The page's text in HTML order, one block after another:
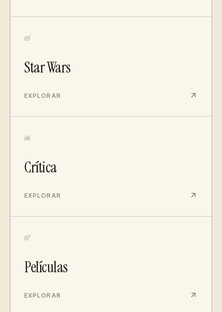
05
Star Wars
EXPLORAR
06
Crítica
EXPLORAR
07
Películas
EXPLORAR